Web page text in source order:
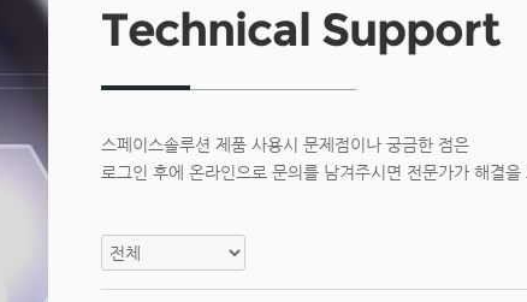
Technical Support
스페이스솔루션 제품 사용시 문제점이나 궁금한 점은
로그인 후에 온라인으로 문의를 남겨주시면 전문가가 해결을